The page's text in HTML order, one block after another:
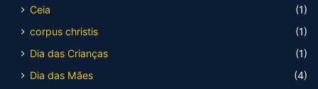
Ceia
(1)
corpus christis
(1)
Dia das Crianças
(1)
Dia das Mães
(4)